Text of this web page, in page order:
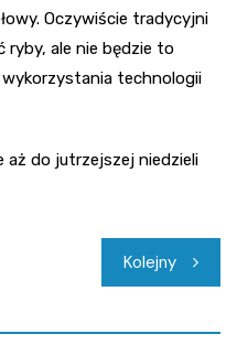
Oczywiście tradycyjni
ryby, ale nie będzie to
technologii
aż do jutrzejszej niedzieli
Kolejny